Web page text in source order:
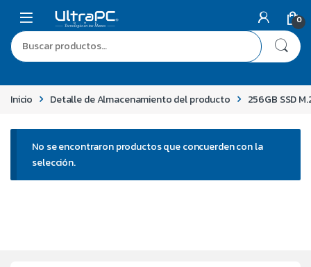
0
Inicio Detalle de Almacenamiento del producto 256GB SSD
No se encontraron productos que concuerden con la
selección.